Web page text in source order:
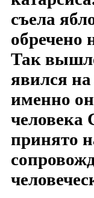
съела
обречено
Так
явился
именно
человека
принято